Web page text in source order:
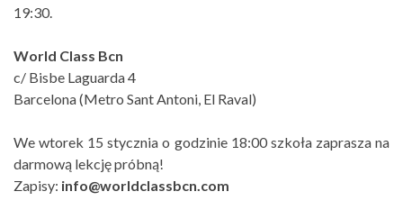
19:30.
World Class Bcn
c/ Bisbe Laguarda 4
Barcelona (Metro Sant Antoni, El Raval)
We wtorek 15 stycznia o godzinie 18:00 szkoła zaprasza na
darmową lekcję próbną!
Zapisy: info@worldclassbcn.com